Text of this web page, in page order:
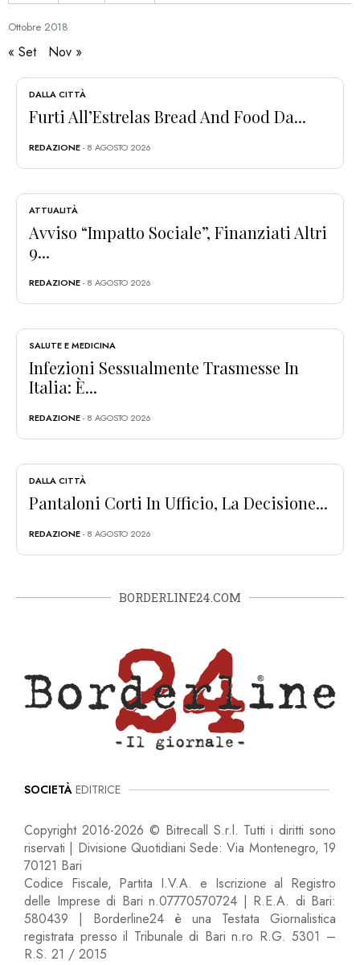
Ottobre 2018
« Set Nov »
DALLA CITTÀ
Furti All’Estrelas Bread And Food Da...
REDAZIONE- 8 AGOSTO 2026
ATTUALITÀ
Avviso “Impatto Sociale”, Finanziati Altri
9...
REDAZIONE- 8 AGOSTO 2026
SALUTE E MEDICINA
Infezioni Sessualmente Trasmesse In
Italia: È...
REDAZIONE- 8 AGOSTO 2026
DALLA CITTÀ
Pantaloni Corti In Ufficio, La Decisione...
REDAZIONE- 8 AGOSTO 2026
BORDERLINE24.COM
SOCIETÀ EDITRICE
Copyright 2016-2026 © Bitrecall S.r.l. Tutti i diritti sono
riservati | Divisione Quotidiani Sede: Via Montenegro, 19
70121 Bari
Codice Fiscale, Partita I.V.A. e Iscrizione al Registro
delle Imprese di Bari n.07770570724 | R.E.A. di Bari:
580439 | Borderline24 è una Testata Giornalistica
registrata presso il Tribunale di Bari n.ro R.G. 5301 –
R.S. 21 / 2015